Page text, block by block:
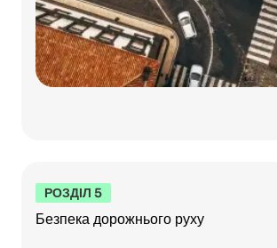
РОЗДІЛ 5
Безпека дорожнього руху